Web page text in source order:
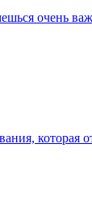
очень